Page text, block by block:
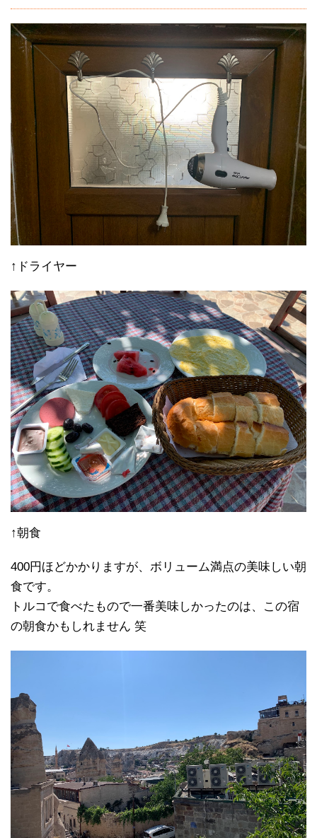
↑ドライヤー
↑朝食
400円ほどかかりますが、ボリューム満点の美味しい朝
食です。
トルコで食べたもので一番美味しかったのは、この宿
の朝食かもしれません 笑